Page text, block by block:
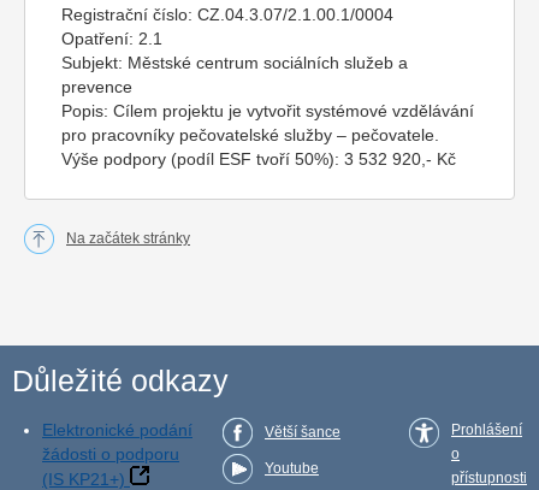
Registrační číslo: CZ.04.3.07/2.1.00.1/0004
Opatření: 2.1
Subjekt: Městské centrum sociálních služeb a
prevence
Popis: Cílem projektu je vytvořit systémové vzdělávání
pro pracovníky pečovatelské služby – pečovatele.
Výše podpory (podíl ESF tvoří 50%): 3 532 920,- Kč
Na začátek stránky
Důležité odkazy
Elektronické podání
žádosti o podporu
(IS KP21+)
Větší šance
Youtube
Prohlášení
o
přístupnosti